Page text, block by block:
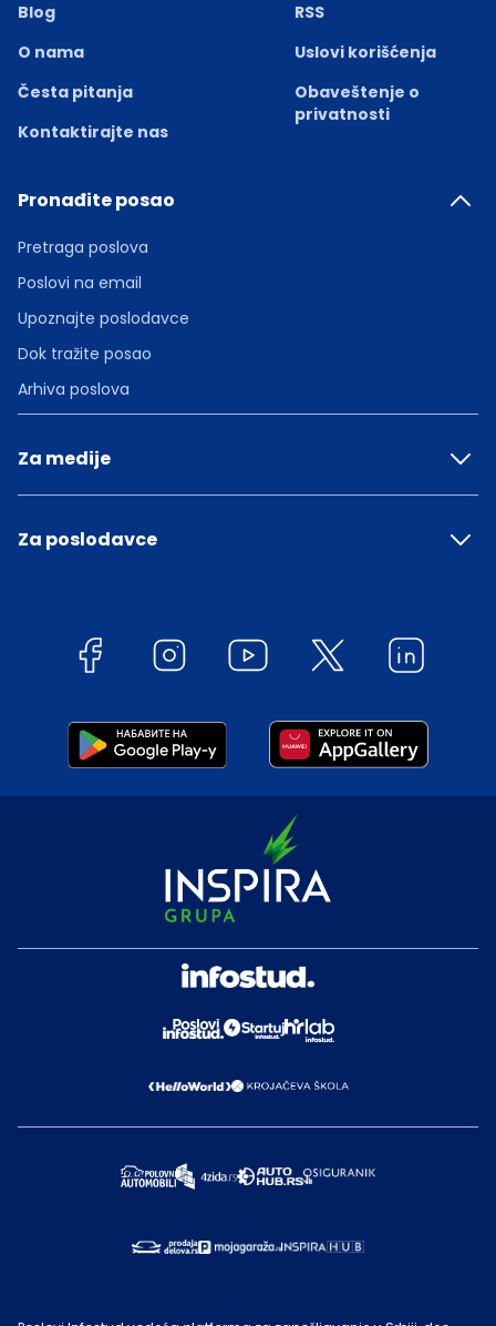
Blog
O nama
Česta pitanja
Kontaktirajte nas
RSS
Uslovi korišćenja
Obaveštenje o
privatnosti
Pronađite posao
Pretraga poslova
Poslovi na email
Upoznajte poslodavce
Dok tražite posao
Arhiva poslova
Za medije
Za poslodavce